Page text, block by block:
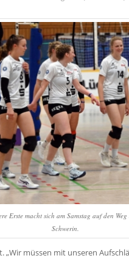
Erste macht sich am Samstag auf den
Schwerin.
„Wir müssen mit unseren